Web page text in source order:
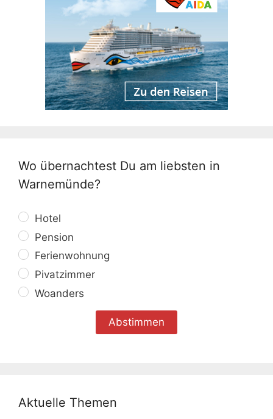
Wo übernachtest Du am liebsten in
Warnemünde?
Hotel
Pension
Ferienwohnung
Pivatzimmer
Woanders
Aktuelle Themen